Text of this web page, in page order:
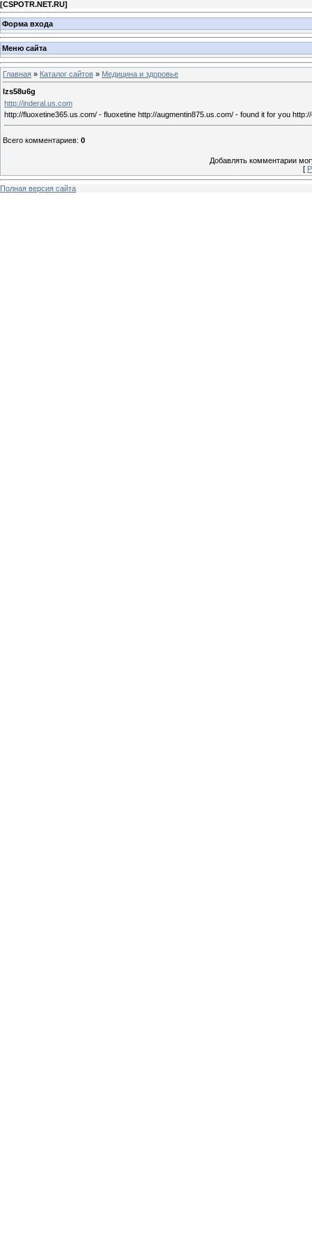
[CSPOTR.NET.RU]
Форма входа
Меню сайта
Главная » Каталог сайтов » Медицина и здоровье
lzs58u6g
http://inderal.us.com
http://fluoxetine365.us.com/ - fluoxetine http://augmentin875.us.com/ - found it for you
Всего комментариев: 0
Добавлять комментарии
[
Полная версия сайта